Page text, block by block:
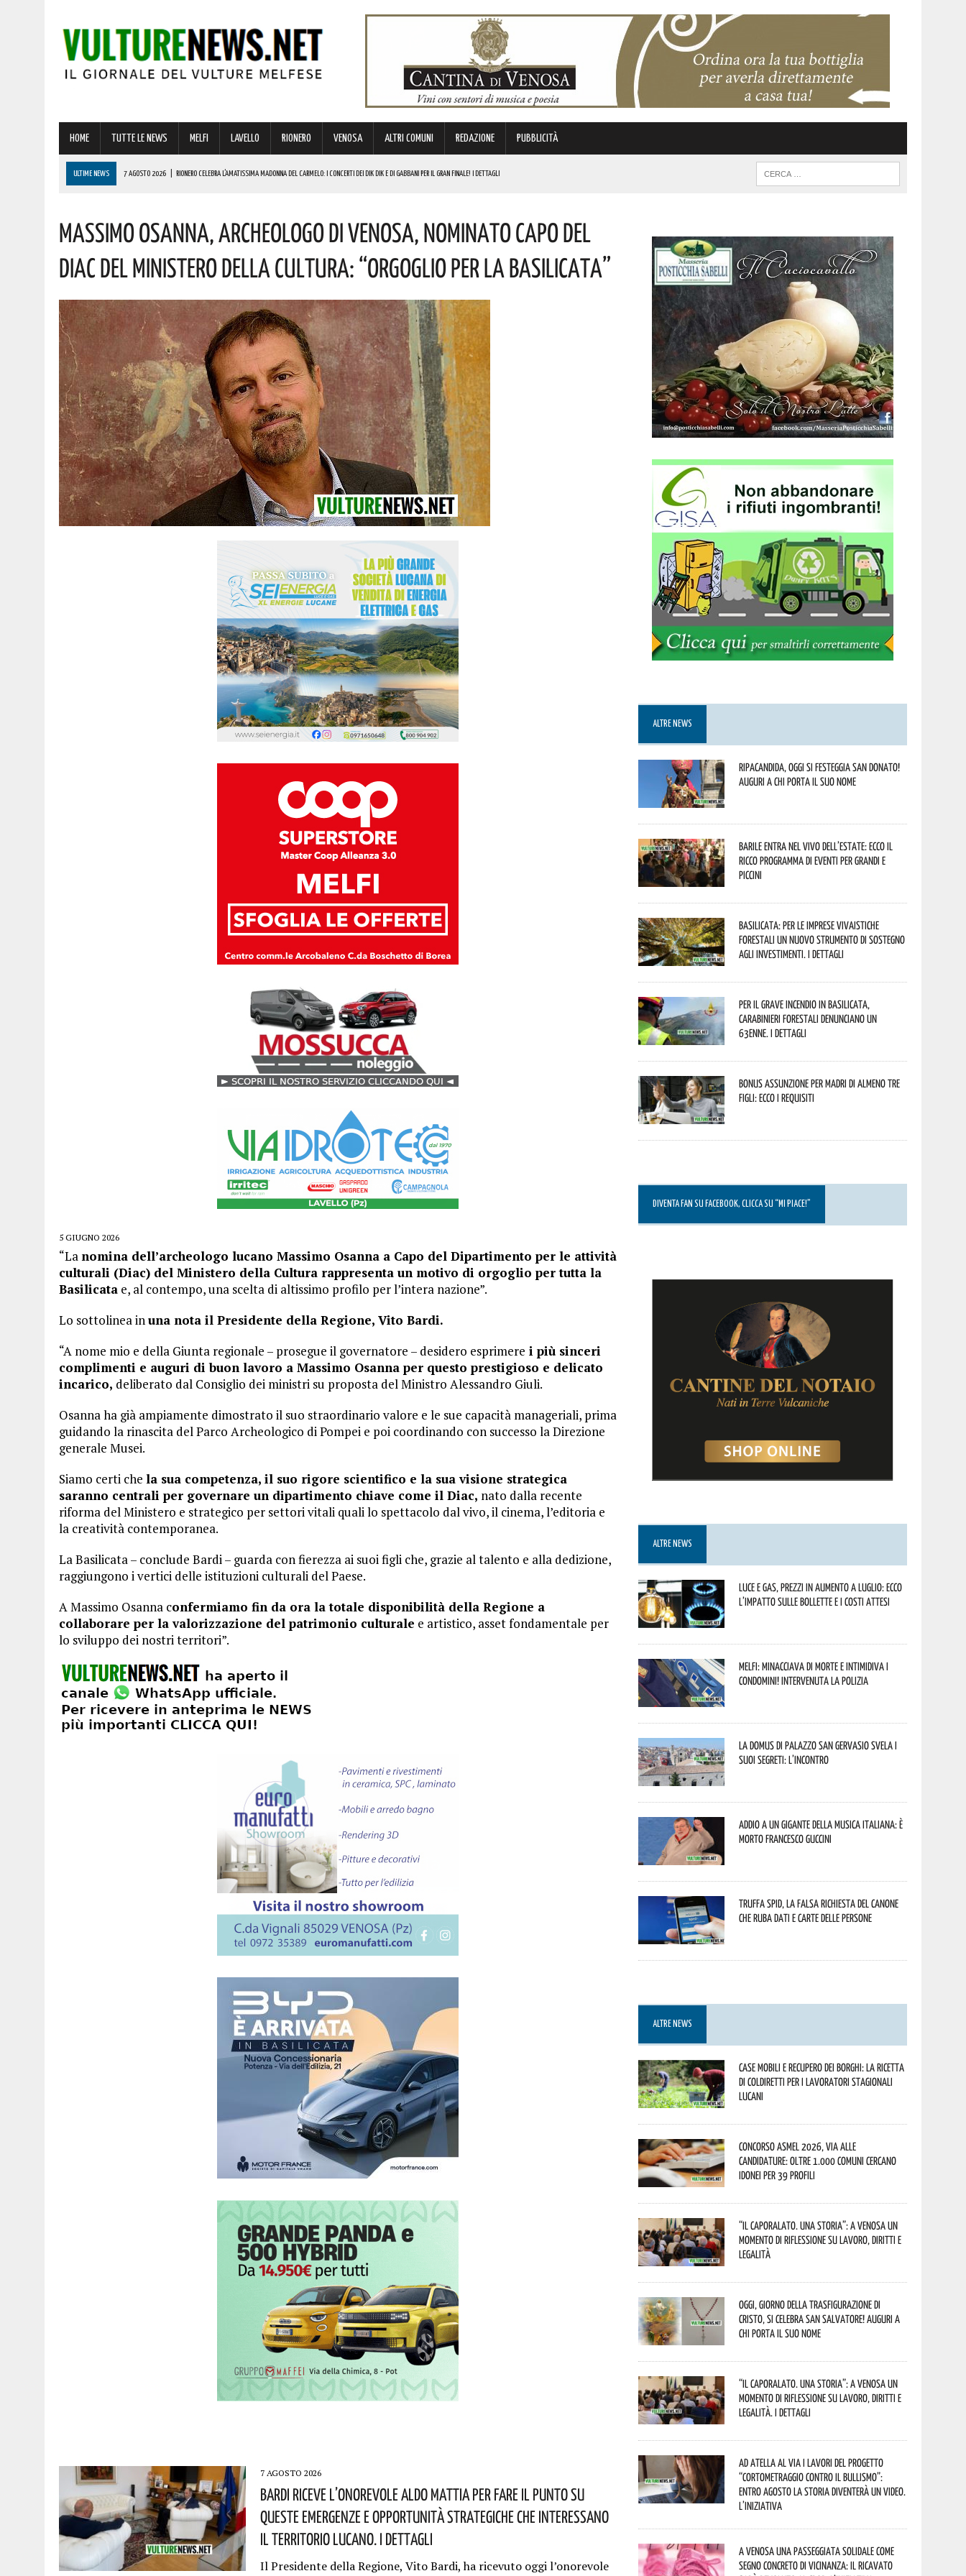
HOME TUTTE LE NEWS MELFI LAVELLO RIONERO VENOSA ALTRI COMUNI REDAZIONE PUBBLICITÀ
ULTIME NEWS 7 AGOSTO 2026 RIONERO CELEBRA L’AMATISSIMA MADONNA DEL CARMELO: I CONCERTI DEI DIK DIK E DI GABBANI PER IL GRAN FINALE! I DETTAGLI
7 AGOSTO 2026 | SICCITÀ, PIÙ CARBURANTE AGRICOLO AGEVOLATO ALLE AZIENDE LUCANE: IL PROVVEDIMENTO
7 AGOSTO 2026 BARDI RICEVE L’ONOREVOLE ALDO MATTIA PER FARE IL PUNTO SU QUESTE EMERGENZE E OPPORTUNITÀ STRATEGICHE CHE INTERESSANO IL TERRITORIO LUCANO. I DETTAGLI
Massimo Osanna, Archeologo Di Venosa, Nominato Capo Del
Diac Del Ministero Della Cultura: “Orgoglio Per La Basilicata”
5 GIUGNO 2026
“La nomina dell’archeologo lucano Massimo Osanna a Capo del Dipartimento per le attività
culturali (Diac) del Ministero della Cultura rappresenta un motivo di orgoglio per tutta la
Basilicata e, al contempo, una scelta di altissimo profilo per l’intera nazione”.
Lo sottolinea inuna nota il Presidente della Regione, Vito Bardi.
“A nome mio e della Giunta regionale – prosegue il governatore – desidero esprimere i più sinceri
complimenti e auguri di buon lavoro a Massimo Osanna per questo prestigioso e delicato
incarico, deliberato dal Consiglio dei ministri su proposta del Ministro Alessandro Giuli.
Osanna ha già ampiamente dimostrato il suo straordinario valore e le sue capacità manageriali, prima
guidando la rinascita del Parco Archeologico di Pompei e poi coordinando con successo la Direzione
generale Musei.
Siamo certi che la sua competenza, il suo rigore scientifico e la sua visione strategica
saranno centrali per governare un dipartimento chiave come il Diac, nato dalla recente
riforma del Ministero e strategico per settori vitali quali lo spettacolo dal vivo, il cinema, l’editoria e
la creatività contemporanea.
La Basilicata – conclude Bardi – guarda con fierezza ai suoi figli che, grazie al talento e alla dedizione,
raggiungono i vertici delle istituzioni culturali del Paese.
A Massimo Osanna confermiamo fin da ora la totale disponibilità della Regione a
collaborare per la valorizzazione del patrimonio culturale e artistico, asset fondamentale per
lo sviluppo dei nostri territori”.
7 AGOSTO 2026
Bardi Riceve L’onorevole Aldo Mattia Per Fare Il Punto Su
Queste Emergenze E Opportunità Strategiche Che Interessano
Il Territorio Lucano. I Dettagli
Il Presidente della Regione, Vito Bardi, ha ricevuto oggi l’onorevole
ALTRE NEWS
Ripacandida, oggi si festeggia San Donato!
Auguri a chi porta il suo nome
Barile entra nel vivo dell’estate: ecco il
ricco programma di eventi per grandi e
piccini
Basilicata: per le imprese vivaistiche
forestali un nuovo strumento di sostegno
agli investimenti. I dettagli
Per il grave incendio in Basilicata,
Carabinieri forestali denunciano un
63enne. I dettagli
Bonus assunzione per madri di almeno tre
figli: ecco i requisiti
DIVENTA FAN SU FACEBOOK, CLICCA SU “MI PIACE!”
ALTRE NEWS
Luce e gas, prezzi in aumento a luglio: ecco
l’impatto sulle bollette e i costi attesi
Melfi: minacciava di morte e intimidiva i
condomini! Intervenuta la Polizia
La Domus di Palazzo San Gervasio svela i
suoi segreti: l’incontro
Addio a un gigante della musica italiana: è
morto Francesco Guccini
Truffa Spid, la falsa richiesta del canone
che ruba dati e carte delle persone
ALTRE NEWS
Case mobili e recupero dei borghi: la ricetta
di Coldiretti per i lavoratori stagionali
lucani
Concorso Asmel 2026, via alle
candidature: oltre 1.000 Comuni cercano
idonei per 39 profili
“Il caporalato. Una storia”: a Venosa un
momento di riflessione su lavoro, diritti e
legalità
Oggi, giorno della Trasfigurazione di
Cristo, si celebra San Salvatore! Auguri a
chi porta il suo nome
“Il caporalato. Una storia”: a Venosa un
momento di riflessione su lavoro, diritti e
legalità. I dettagli
Ad Atella al via i lavori del progetto
“Cortometraggio contro il bullismo”:
entro agosto la storia diventerà un video.
L’iniziativa
A Venosa una passeggiata solidale come
segno concreto di vicinanza: il ricavato